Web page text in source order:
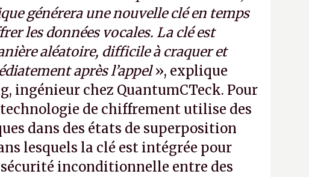
générera une nouvelle clé en temps
les données vocales. La clé est
aléatoire, difficile à craquer et
après l’appel», explique
ingénieur chez QuantumCTeck. Pour
de chiffrement utilise des
dans des états de superposition
lesquels la clé est intégrée pour
inconditionnelle entre des